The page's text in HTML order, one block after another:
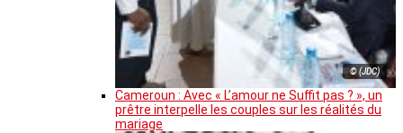
© (JDC)
Cameroun : Avec « L’amour ne Suffit pas ? », un
prêtre interpelle les couples sur les réalités du
mariage